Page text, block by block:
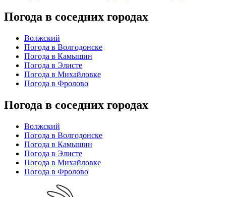
Погода в соседних городах
Волжский
Погода в Волгодонске
Погода в Камышин
Погода в Элисте
Погода в Михайловке
Погода в Фролово
Погода в соседних городах
Волжский
Погода в Волгодонске
Погода в Камышин
Погода в Элисте
Погода в Михайловке
Погода в Фролово